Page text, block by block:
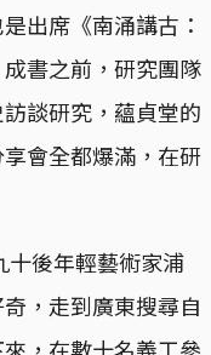
出席《南涌講古：
書之前，研究團隊
談研究，蘊貞堂的
會全都爆滿，在研
十後年輕藝術家浦
，走到廣東搜尋自